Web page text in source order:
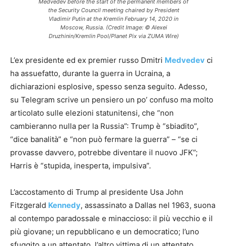
Medvedev before the start of the permanent members of
the Security Council meeting chaired by President
Vladimir Putin at the Kremlin February 14, 2020 in
Moscow, Russia. (Credit Image: © Alexei
Druzhinin/Kremlin Pool/Planet Pix via ZUMA Wire)
L’ex presidente ed ex premier russo Dmitri Medvedev ci
ha assuefatto, durante la guerra in Ucraina, a
dichiarazioni esplosive, spesso senza seguito. Adesso,
su Telegram scrive un pensiero un po’ confuso ma molto
articolato sulle elezioni statunitensi, che “non
cambieranno nulla per la Russia”: Trump è “sbiadito”,
“dice banalità” e “non può fermare la guerra” – “se ci
provasse davvero, potrebbe diventare il nuovo JFK”;
Harris è “stupida, inesperta, impulsiva”.
L’accostamento di Trump al presidente Usa John
Fitzgerald Kennedy, assassinato a Dallas nel 1963, suona
al contempo paradossale e minaccioso: il più vecchio e il
più giovane; un repubblicano e un democratico; l’uno